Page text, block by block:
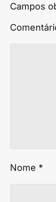
Campos
Nome *